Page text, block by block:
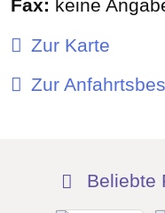
Fax: keine
Zur Karte
Zur
Beliebte